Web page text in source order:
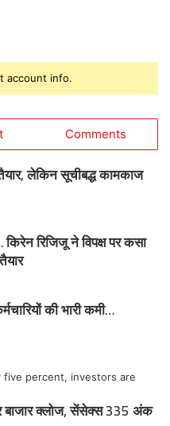
account info.
Comments
लेकिन सूचीबद्ध कामकाज
रिजिजू ने विपक्ष पर कसा
की भारी कमी…
बाजार क्लोज, सेंसेक्स 335 अंक